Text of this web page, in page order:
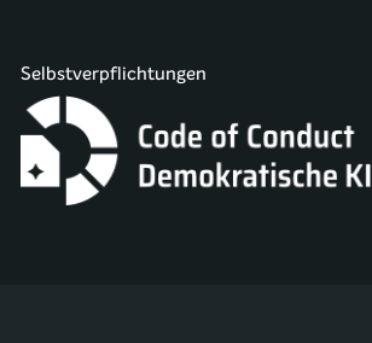
Selbstverpflichtungen